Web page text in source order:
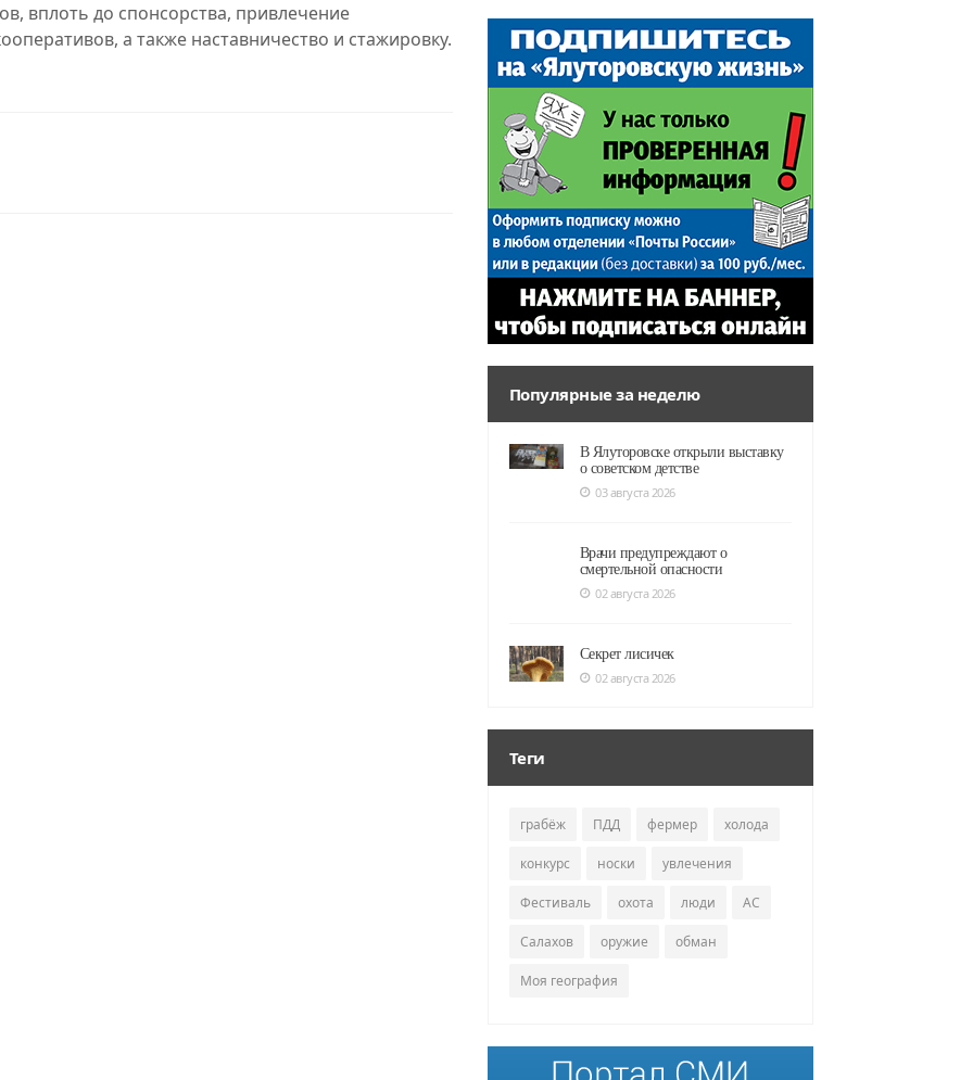
вплоть до спонсорства, привлечение
а также наставничество и стажировку.
Популярные за неделю
В Ялуторовске открыли выставку
о советском детстве
03 августа 2026
Врачи предупреждают о
смертельной опасности
02 августа 2026
Секрет лисичек
02 августа 2026
Теги
грабёж ПДД фермер холода
конкурс носки увлечения
Фестиваль охота люди АС
Салахов оружие обман
Моя география